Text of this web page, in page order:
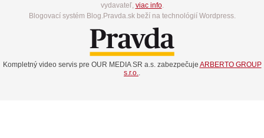
vydavateľ, viac info.
Blogovací systém Blog.Pravda.sk beží na technológií Wordpress.
Kompletný video servis pre OUR MEDIA SR a.s. zabezpečuje ARBERTO GROUP
s.r.o..